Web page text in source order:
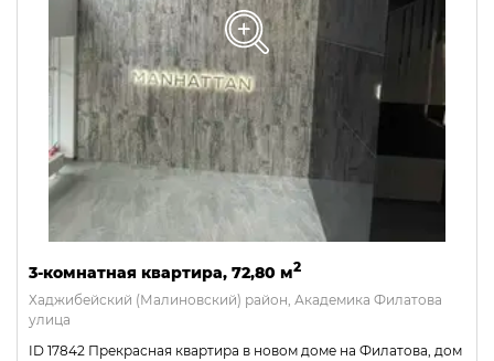
3-комнатная квартира, 72,80 м2
Хаджибейский (Малиновский) район, Академика Филатова
улица
ID 17842 Прекрасная квартира в новом доме на Филатова, дом